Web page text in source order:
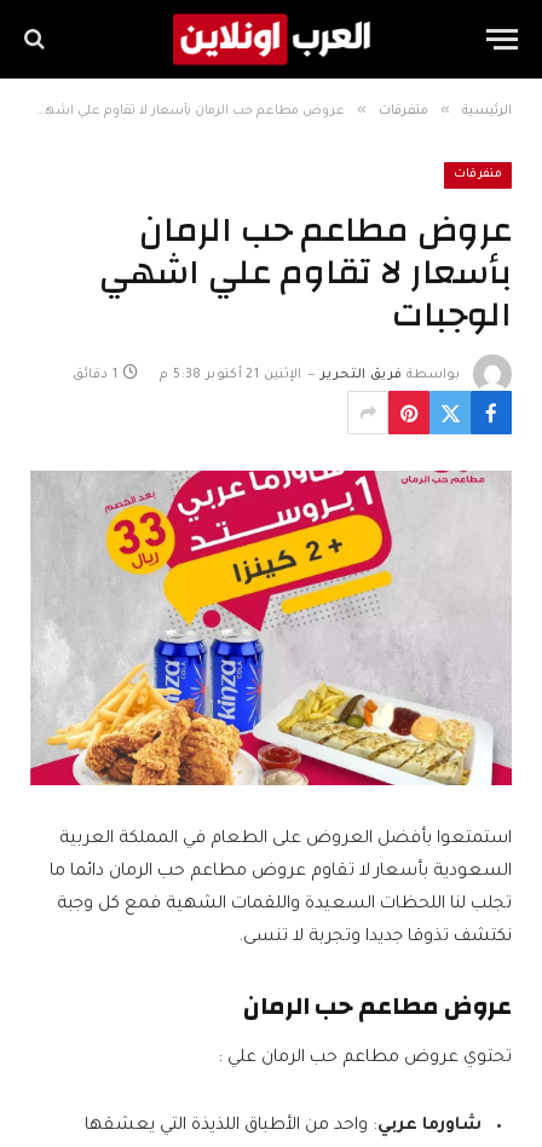
الرئيسية » متفرقات » عروض مطاعم حب الرمان بأسعار لا تقاوم علي اشهي الوجبات
متفرقات
عروض مطاعم حب الرمان
بأسعار لا تقاوم علي اشهي
الوجبات
بواسطة فريق التحرير الإثنين 21 أكتوبر 5:38 م 1 دقائق
استمتعوا بأفضل العروض على الطعام في المملكة العربية
السعودية بأسعار لا تقاوم عروض مطاعم حب الرمان دائما ما
تجلب لنا اللحظات السعيدة واللقمات الشهية فمع كل وجبة
نكتشف تذوقا جديدا وتجربة لا تنسى.
عروض مطاعم حب الرمان
تحتوي عروض مطاعم حب الرمان علي :
شاورما عربي: واحد من الأطباق اللذيذة التي يعشقها